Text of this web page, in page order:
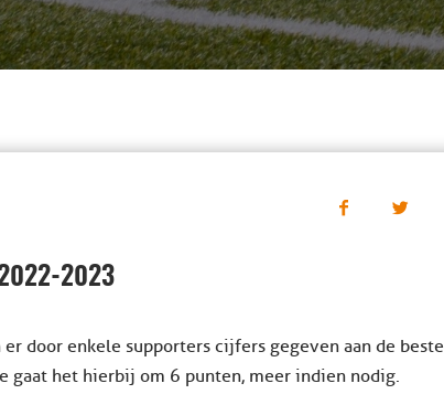
2022-2023
door enkele supporters cijfers gegeven aan de beste
gaat het hierbij om 6 punten, meer indien nodig.